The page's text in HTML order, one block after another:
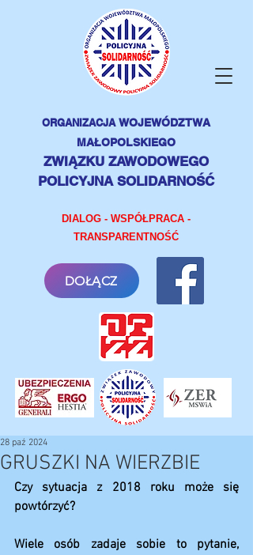
ORGANIZACJAWOJEWÓDZTWA
MAŁOPOLSKIEGO
ZWIĄZKU ZAWODOWEGO
POLICYJNA SOLIDARNOŚĆ
DIALOG - WSPÓŁPRACA -
TRANSPARENTNOŚĆ
DOŁĄCZ
GRUSZKI NA WIERZBIE
28 paź 2024
Czy sytuacja z 2018 roku może się
powtórzyć?
Wiele osób zadaje sobie to pytanie,